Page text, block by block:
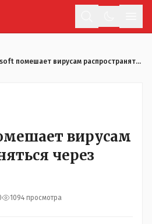
Microsoft помешает вирусам распространяться через "флешки"
вирусам
через
1094 просмотра